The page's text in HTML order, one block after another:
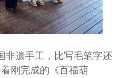
非遗手工，比写毛笔字还
刚完成的《百福葫